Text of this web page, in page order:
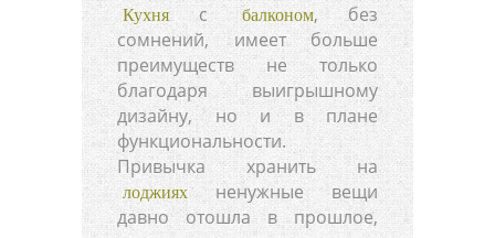
Кухняс балконом, без
сомнений, имеет больше
преимуществ не только
благодаря выигрышному
дизайну, но и в плане
функциональности.
Привычка хранить на
лоджиях
ненужные вещи
давно отошла в прошлое,